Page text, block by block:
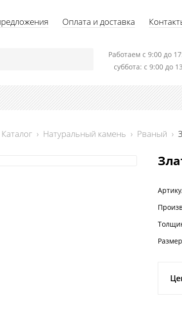
Оплата и доставка
Работаем c 9:00 до
суббота: с 9:00 до
Каталог › Натуральный камень › Рваный ›